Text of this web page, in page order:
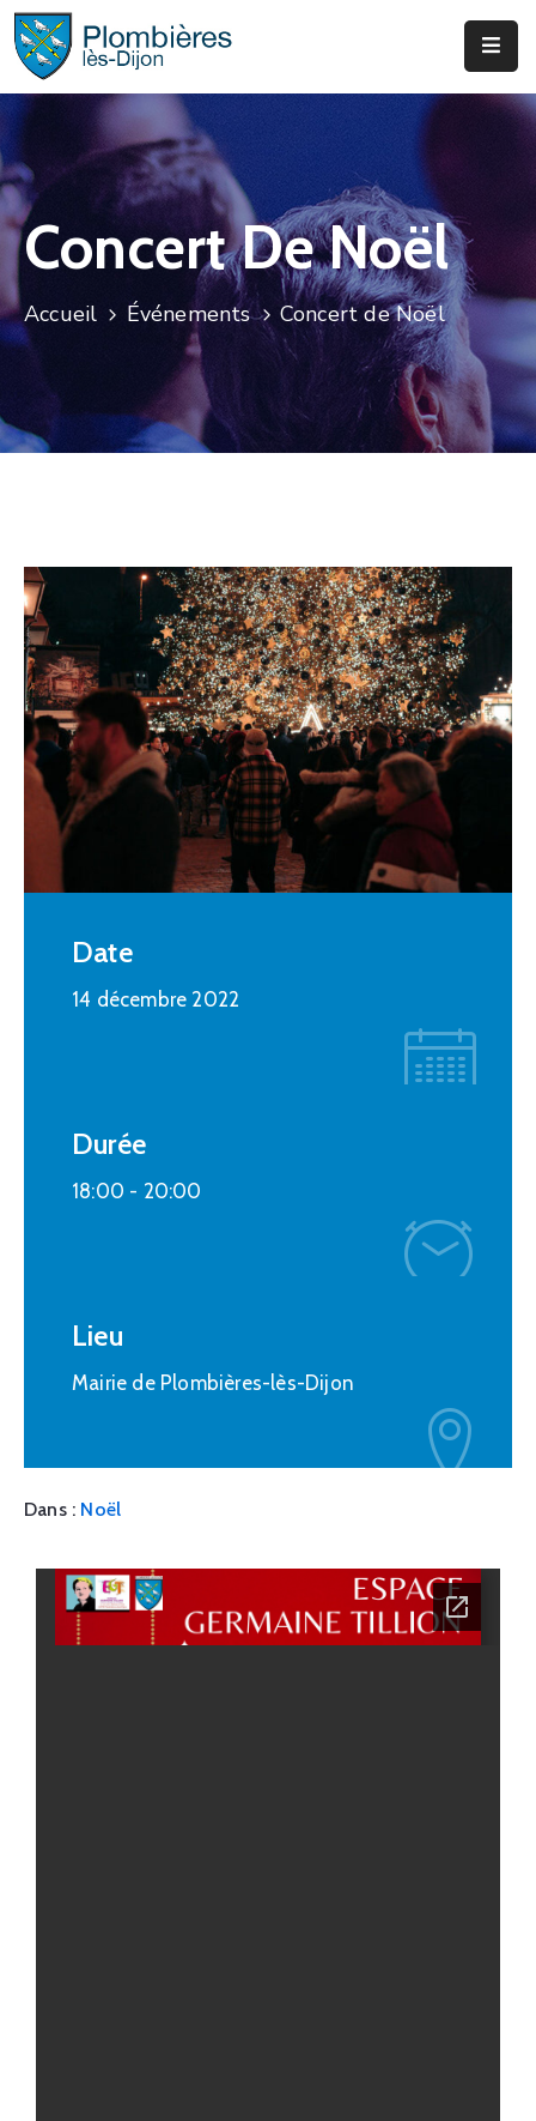
Municipalité
Services
Que
Faire
Infos
&
Concert De Noël
Accueil Événements Concert de Noël
Date
14 décembre 2022
Durée
18:00 - 20:00
Lieu
Mairie de Plombières-lès-Dijon
Dans : Noël